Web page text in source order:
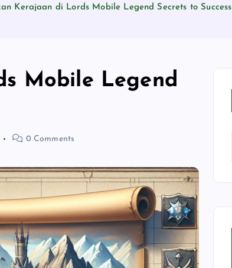
Kerajaan di Lords Mobile Legend Secrets to Success
Mobile Legend
0 Comments